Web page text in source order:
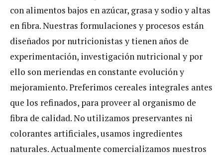
con alimentos bajos en azúcar, grasa y sodio y altas
en fibra. Nuestras formulaciones y procesos están
diseñados por nutricionistas y tienen años de
experimentación, investigación nutricional y por
ello son meriendas en constante evolución y
mejoramiento. Preferimos cereales integrales antes
que los refinados, para proveer al organismo de
fibra de calidad. No utilizamos preservantes ni
colorantes artificiales, usamos ingredientes
naturales. Actualmente comercializamos nuestros